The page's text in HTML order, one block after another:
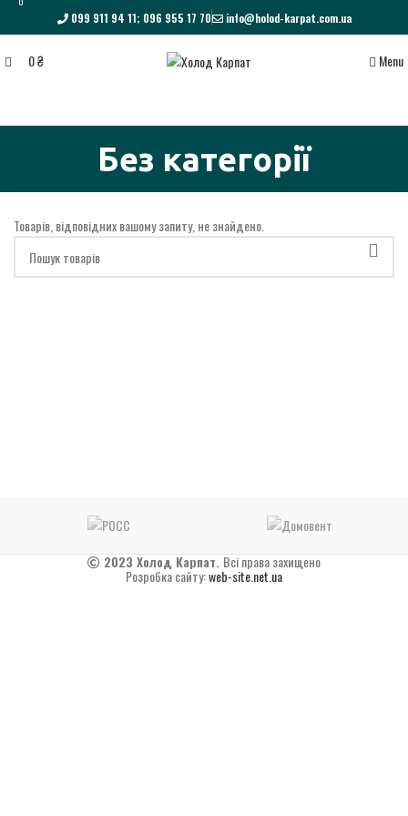
099 911 94 11; 096 955 17 70 info@holod-karpat.com.ua
0₴ Menu
Без категорії
Товарів, відповідних вашому запиту, не знайдено.
2023 Холод Карпат. Всі права захищено
Розробка сайту:web-site.net.ua